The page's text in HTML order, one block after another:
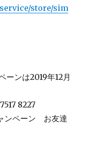
store/sim
ーンは2019年12月
8227
ンペーン お友達